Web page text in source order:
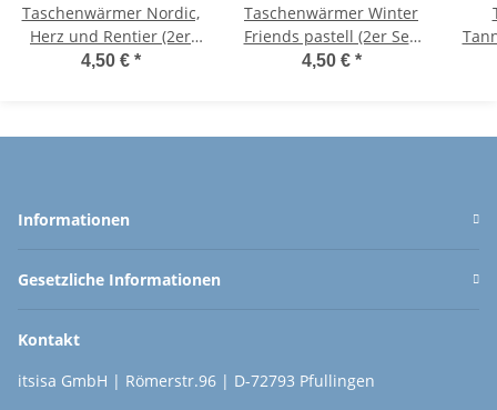
Taschenwärmer Nordic,
Herz und Rentier (2er
Set) - Wichtelgeschenk,
4,50 € *
Taschenwärmer Winter
Friends pastell (2er Set)
Handwärmer
4,50 € *
Informationen
Gesetzliche Informationen
Kontakt
itsisa GmbH | Römerstr.96 | D-72793 Pfullingen